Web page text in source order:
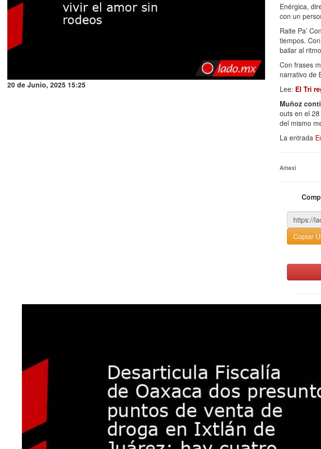
20 de Junio, 2025 15:25
Enérgica,
con un
Raite Pa’
tiempos.
bailar al
Con frases
narrativo de
Lee: El Tri
Muñoz
outs en el
del mismo
La entrada
Amexi
Copiar